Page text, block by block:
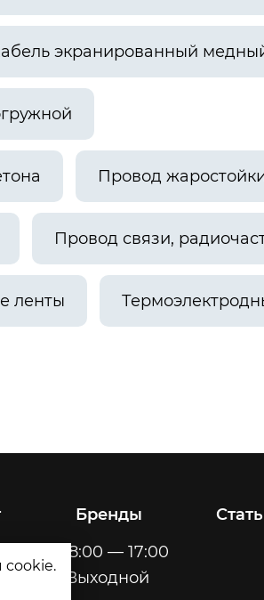
cookie.
экранированный
Провод
Провод связи,
ленты
Бренды
8:00 — 17:00
Выходной